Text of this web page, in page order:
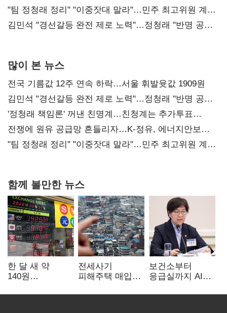
"팀 정청래 정리" "이중잣대 말라"…민주 최고위원 계파
다툼 격화
김민석 "경선갈등 완전 제로 노력"…정청래 "반명 공세
많이 본 뉴스
전국 기름값 12주 연속 하락…서울 휘발윳값 1909원
김민석 "경선갈등 완전 제로 노력"…정청래 "반명 공세
사과부터"
'정청래 책임론' 꺼낸 친명계…친청계는 추가투표
때리기
전쟁에 원유 공급망 흔들리자…K-정유, 에너지안보
핵심으로 재부상
"팀 정청래 정리" "이중잣대 말라"…민주 최고위원 계파
함께 볼만한 뉴스
한 달 새 약
140원
엔저'에 원화
전세사기
피해주택 매입
누적 피해자
보건소부터
응급실까지 AI
혁신 본격화